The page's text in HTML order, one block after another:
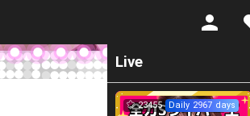
Live
23455 Daily 2967 days